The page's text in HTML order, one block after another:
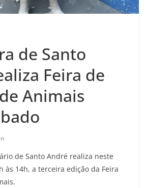
de Santo
Feira de
Animais
de Santo André realiza neste
às 14h, a terceira edição da Feira